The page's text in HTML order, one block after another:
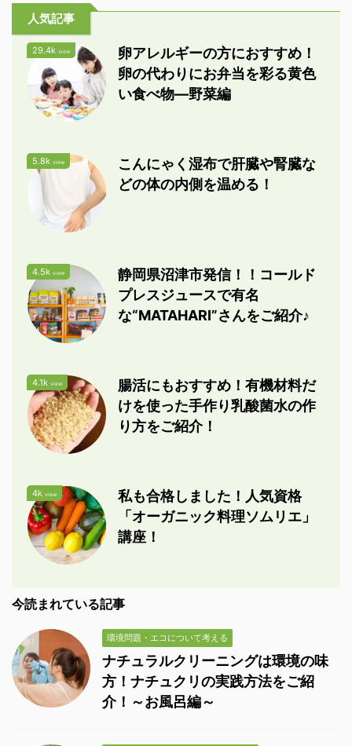
人気記事
29.4k view
卵アレルギーの方におすすめ！
卵の代わりにお弁当を彩る黄色
い食べ物―野菜編
5.8k view
こんにゃく湿布で肝臓や腎臓な
どの体の内側を温める！
4.5k view
静岡県沼津市発信！！コールド
プレスジュースで有名
な“MATAHARI”さんをご紹介♪
4.1k view
腸活にもおすすめ！有機材料だ
けを使った手作り乳酸菌水の作
り方をご紹介！
4k view
私も合格しました！人気資格
「オーガニック料理ソムリエ」
講座！
今読まれている記事
環境問題・エコについて考える
ナチュラルクリーニングは環境の味
方！ナチュクリの実践方法をご紹
介！～お風呂編～